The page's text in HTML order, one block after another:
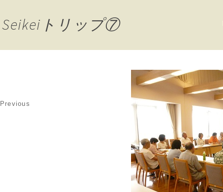
Seikeiトリップ⑦
Previous